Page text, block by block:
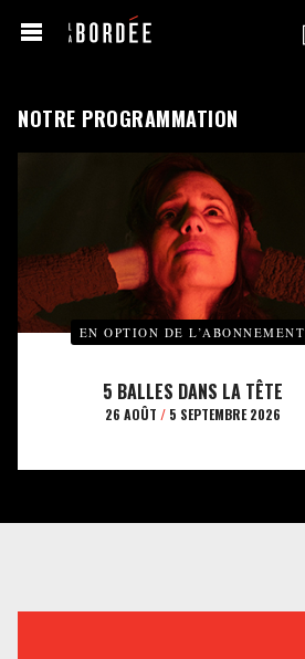
NOTRE PROGRAMMATION
EN OPTION DE L’ABONNEMENT
5 BALLES DANS LA TÊTE
26 AOÛT /5 SEPTEMBRE 2026